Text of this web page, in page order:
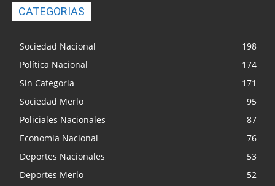
CATEGORIAS
Sociedad Nacional
198
Política Nacional
174
Sin Categoria
171
Sociedad Merlo
95
Policiales Nacionales
87
Economia Nacional
76
Deportes Nacionales
53
Deportes Merlo
52